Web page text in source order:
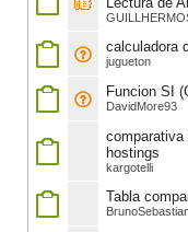
calculadora
jugueton
Funcion SI
DavidMore93
comparativa
hostings
kargotelli
Tabla